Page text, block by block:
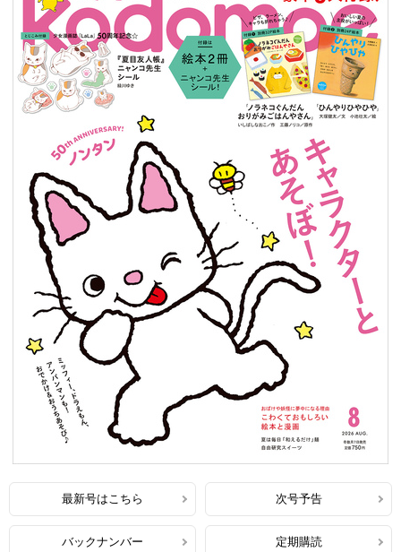
最新号はこちら 次号予告
バックナンバー 定期購読